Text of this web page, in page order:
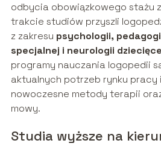
odbycia obowiązkowego stażu
trakcie studiów przyszli
z zakresu psychologii,
specjalnej i neurologii
programy nauczania logopedii
aktualnych potrzeb rynku pracy
nowoczesne metody terapii
mowy.
Studia wyższe na